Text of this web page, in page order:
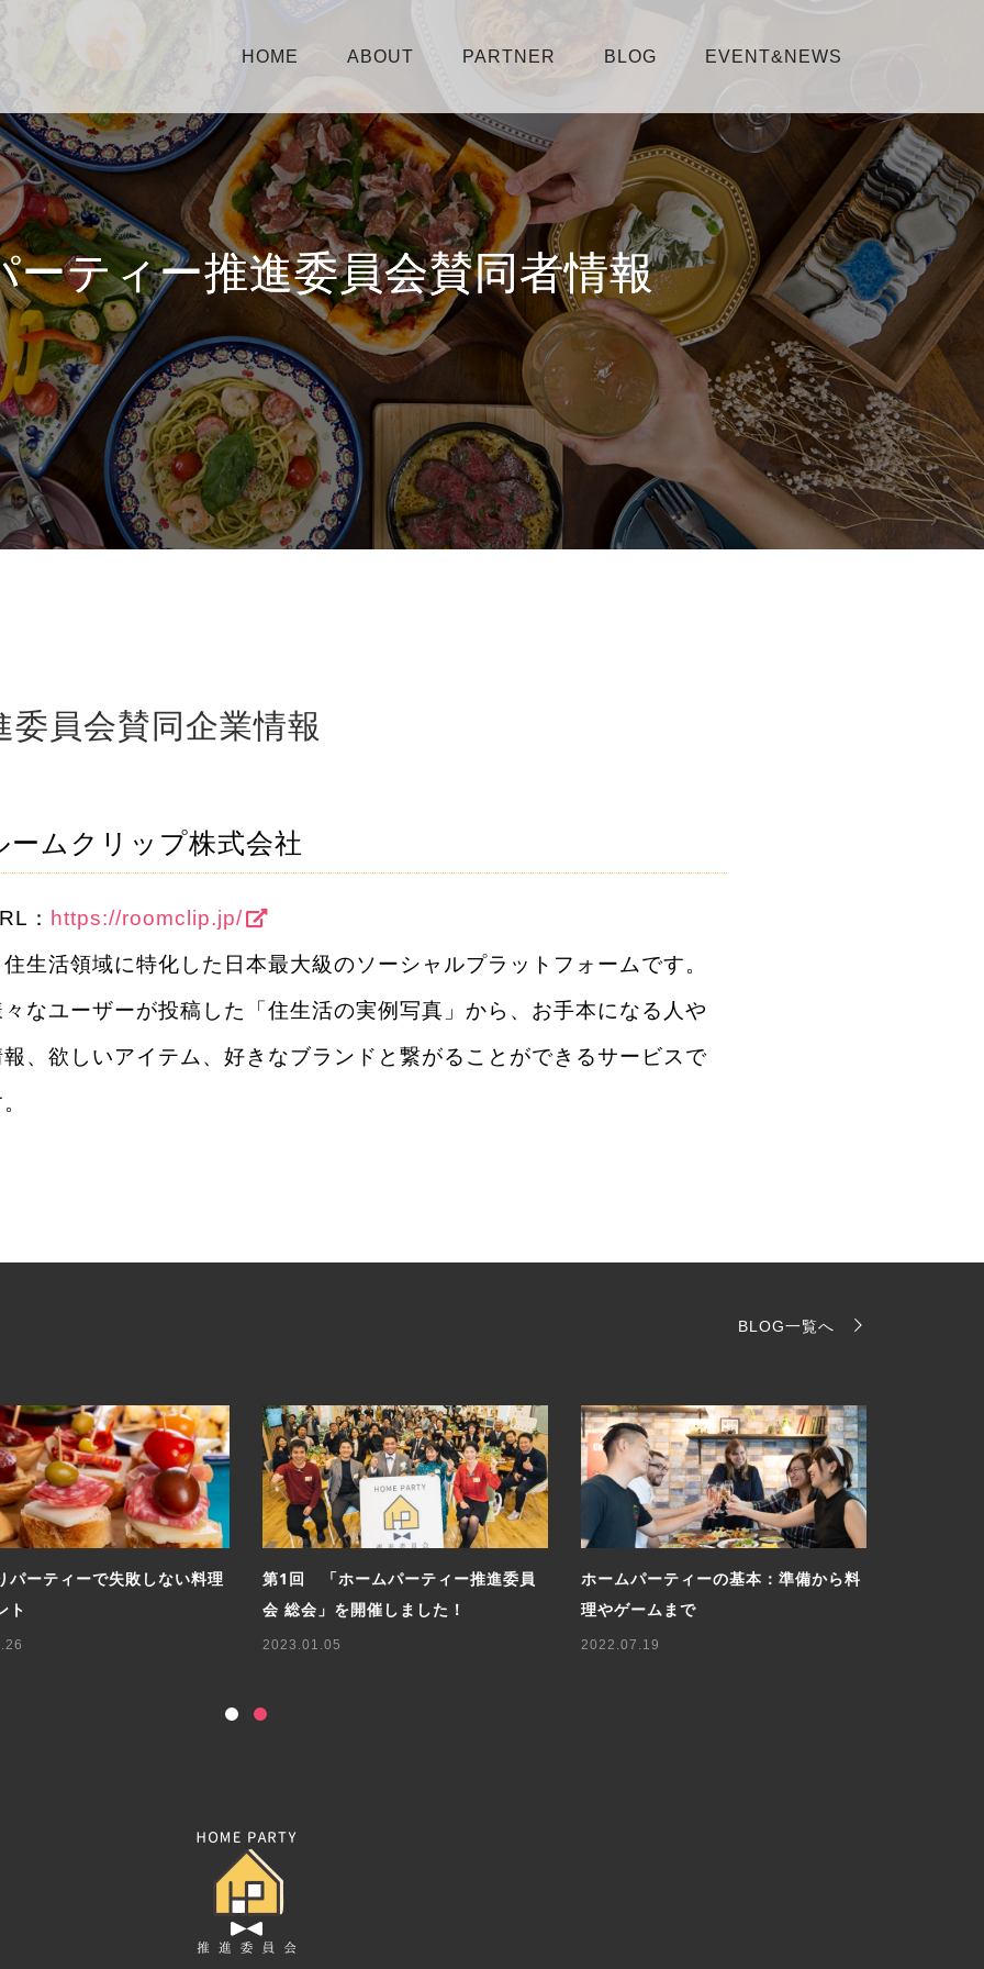
HOME ABOUT PARTNER BLOG EVENT&NEWS
ーティー推進委員会賛同者情報
員会賛同企業情報
ームクリップ株式会社
： https://roomclip.jp/
生活領域に特化した日本最大級のソーシャルプラットフォームです。
々なユーザーが投稿した「住生活の実例写真」から、お手本になる人や
報、欲しいアイテム、好きなブランドと繋がることができるサービスで
BLOG一覧へ
パーティーで失敗しない料理
ト
第1回 「ホームパーティー推進委員
会 総会」を開催しました！
2023.01.05
ホームパーティーの基本：準備から料
理やゲームまで
2022.07.19